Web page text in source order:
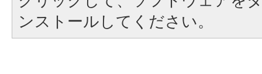
ンストールしてください。